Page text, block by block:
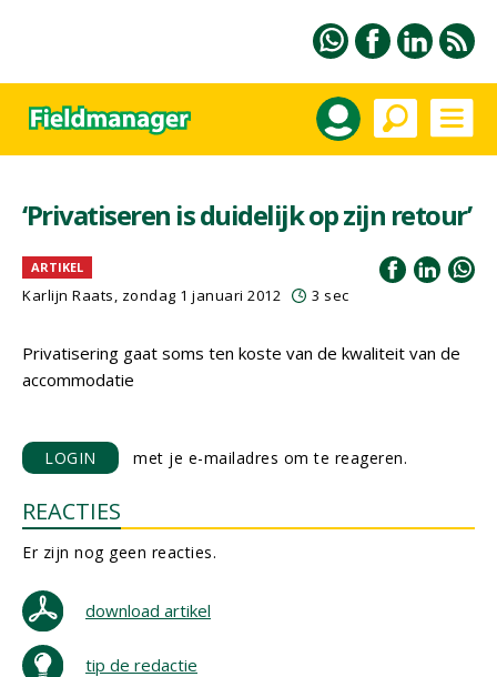
‘Privatiseren is duidelijk op zijn retour’
ARTIKEL
Karlijn Raats, zondag 1 januari 2012 3 sec
Privatisering gaat soms ten koste van de kwaliteit van de
accommodatie
LOGIN met je e-mailadres om te reageren.
REACTIES
Er zijn nog geen reacties.
download artikel
tip de redactie